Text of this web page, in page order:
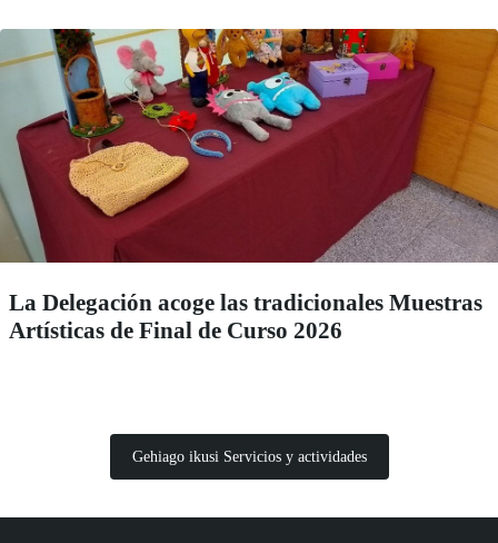
La Delegación acoge las tradicionales Muestras
Artísticas de Final de Curso 2026
Gehiago ikusi Servicios y actividades